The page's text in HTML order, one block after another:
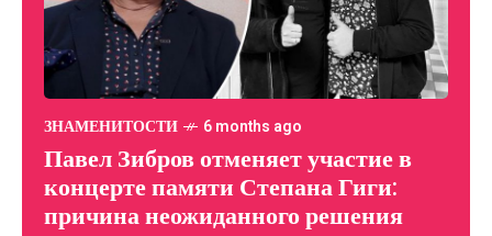
ЗНАМЕНИТОСТИ 6 months ago
Павел Зибров отменяет участие в
концерте памяти Степана Гиги:
причина неожиданного решения